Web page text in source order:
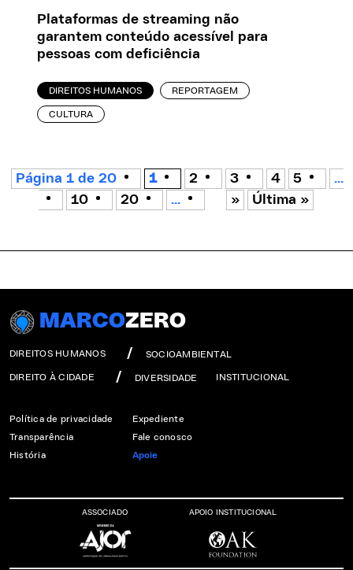
Plataformas de streaming não
garantem conteúdo acessível para
pessoas com deficiência
DIREITOS HUMANOS REPORTAGEM
CULTURA
Página 1 de 20 1 2 3 4 5
...
10
20 ... » Última »
MARCOZERO
DIREITOS HUMANOS SOCIOAMBIENTAL
DIREITO À CIDADE DIVERSIDADE INSTITUCIONAL
Política de privacidade
Transparência
História
Expediente
Fale conosco
Apoie
ASSOCIADO APOIO INSTITUCIONAL